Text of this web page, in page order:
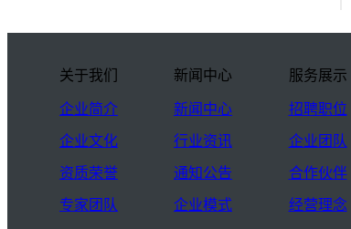
关于我们
企业简介
企业文化
资质荣誉
专家团队
新闻中心
新闻中心
行业资讯
通知公告
企业模式
服务展示
招聘职位
企业团队
合作伙伴
经营理念